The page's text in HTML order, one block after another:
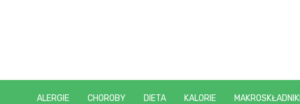
ALERGIE CHOROBY DIETA KALORIE MAKROSKŁADNIKI